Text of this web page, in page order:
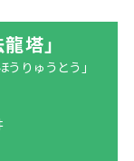
塔」
りゅうとう」